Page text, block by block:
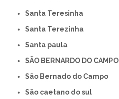
Santa Teresinha
Santa Terezinha
Santa paula
SÃO BERNARDO DO CAMPO
São Bernado do Campo
São caetano do sul